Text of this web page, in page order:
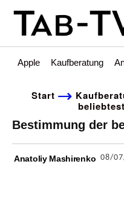
Apple Kaufberatung
Start
Bestimmung der
Anatoliy Mashirenko 08/